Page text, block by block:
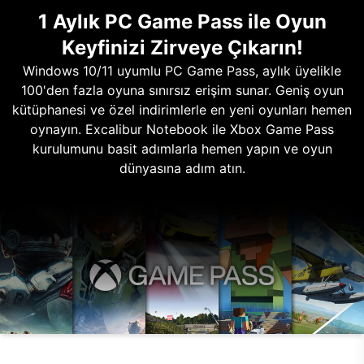
1 Aylık PC Game Pass ile Oyun
Keyfinizi Zirveye Çıkarın!
Windows 10/11 uyumlu PC Game Pass, aylık üyelikle
100'den fazla oyuna sınırsız erişim sunar. Geniş oyun
kütüphanesi ve özel indirimlerle en yeni oyunları hemen
oynayın. Excalibur Notebook ile Xbox Game Pass
kurulumunu basit adımlarla hemen yapın ve oyun
dünyasına adım atın.